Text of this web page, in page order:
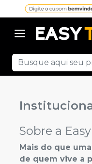
Sobre a
Mais do que
de quem vive a